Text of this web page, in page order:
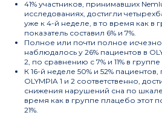
41% участников, принимавших
исследованиях, достигли
уже к 4-й неделе, в то время как в
показатель составил 6% и 7%.
Полное или почти полное
наблюдалось у 26% пациентов в
2, по сравнению с 7% и 11% в
К 16-й неделе 50% и 52%
OLYMPIA 1 и 2 соответственно,
снижения нарушений сна по
время как в группе плацебо этот
21%.
Журнал
Руководство
Информация
медицине